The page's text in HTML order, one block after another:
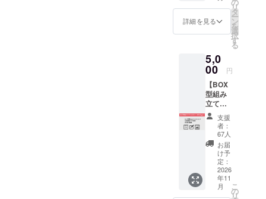
告ブロ
招待し
ます。
別画像
のPC用
とスマ
ホ用の
壁紙
（画像
デー
タ）は
ご登録
いただ
いた
メール
アドレ
スに送
付致し
の特別
画像の
PC用と
像デー
タ）を
ご提
供。ご
登録い
ただい
たメー
ルアド
レスに
送付致
しま
す。 ・
ワコン
ピ3のカ
セット
コンピ3
の特別
用壁紙
（画像
デー
タ）
は、ご
登録い
ただい
たメー
ルアド
レスに
送付致
しま
す。 ・
ラバー
マット
ムをお
届けし
ます。
限定の
告ブロ
グにも
ご招待
しま
す。他
にクラ
ウド
ファン
ディン
グ特典
としま
してワ
コンピ3
の特別
画像の
詳細を見る
リ
タ
ー
ン
を
選
択
す
る
5,0
00 円
【BOX
型組み
立てア
クリル
スタン
ド（各
VSinger
）】 ワ
コンピ3
歌唱参
加者の
オリジ
支援
者：
67人
お届
け予
定：
2026
年11
月
こ
の
リ